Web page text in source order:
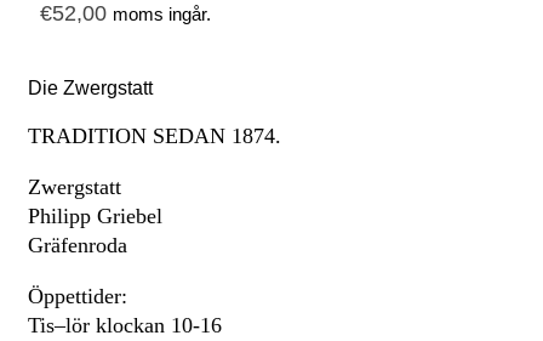
€52,00 moms ingår.
Die Zwergstatt
TRADITION SEDAN 1874.
Zwergstatt
Philipp Griebel
Gräfenroda
Öppettider:
Tis–lör klockan 10-16